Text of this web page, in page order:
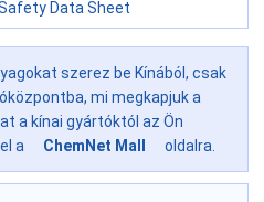
Data Sheet
szerez be Kínából, csak
mi megkapjuk a
a kínai gyártóktól az Ön
a
ChemNet Mall oldalra.